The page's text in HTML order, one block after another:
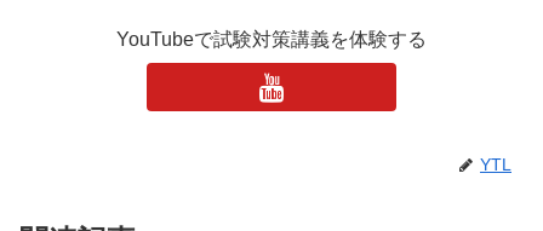
YouTubeで試験対策講義を体験する
YTL